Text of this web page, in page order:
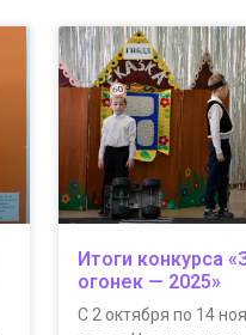
Итоги конкурса
огонек — 2025»
С 2 октября по 14